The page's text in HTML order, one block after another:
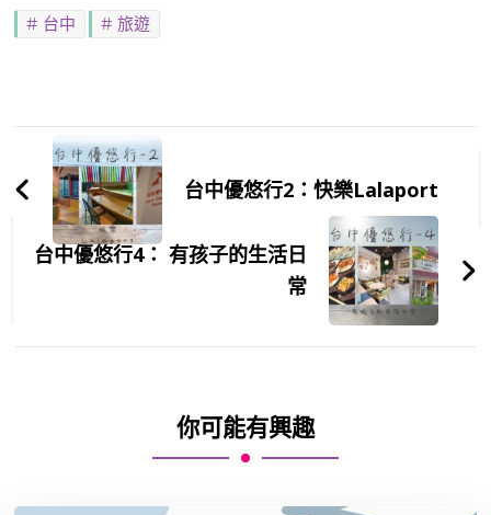
台中 旅遊
Post
Navigation台中優悠行2：快樂Lalaport
台中優悠行4： 有孩子的生活日
常
你可能有興趣